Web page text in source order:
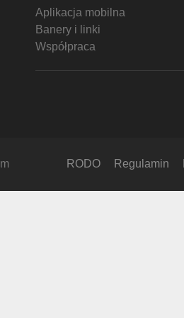
Aplikacja mobilna
Banery i linki
Współpraca
RODO Regulamin